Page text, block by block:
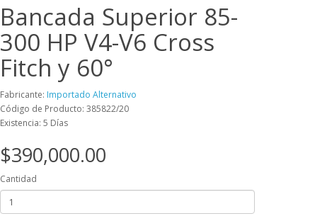
Bancada Superior 85-
300 HP V4-V6 Cross
Fitch y 60°
Fabricante: Importado Alternativo
Código de Producto: 385822/20
Existencia: 5 Días
$390,000.00
Cantidad